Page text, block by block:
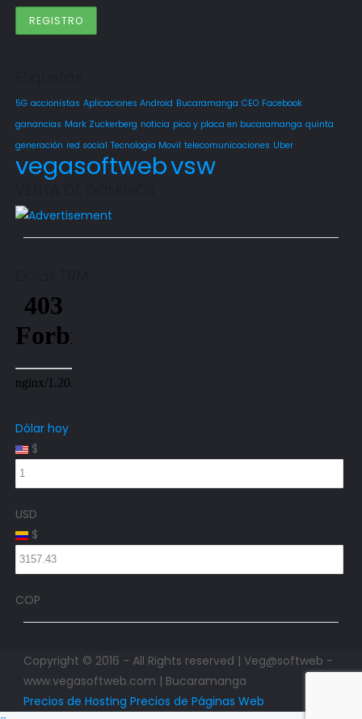
5G accionistas Aplicaciones Android Bucaramanga CEO Facebook
ganancias Mark Zuckerberg noticia pico y placa en bucaramanga quinta
generación red social Tecnologia Movil telecomunicaciones Uber
vegasoftwebvsw
Dólar hoy
$
USD
$
COP
Copyright © 2016 - All Rights reserved | Veg@softweb -
www.vegasoftweb.com | Bucaramanga
Precios de Hosting Precios de Páginas Web